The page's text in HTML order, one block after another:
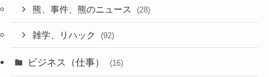
熊、事件、熊のニュース (28)
雑学、リハック (92)
ビジネス（仕事） (16)